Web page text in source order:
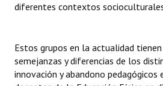
Huéspedes de Honor - Registro
diferentes contextos
Estos grupos en la actualidad
semejanzas y diferencias de los
innovación y abandono pedagógicos